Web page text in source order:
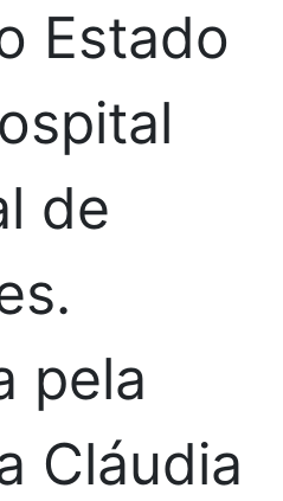
Estado
de
pela
Cláudia